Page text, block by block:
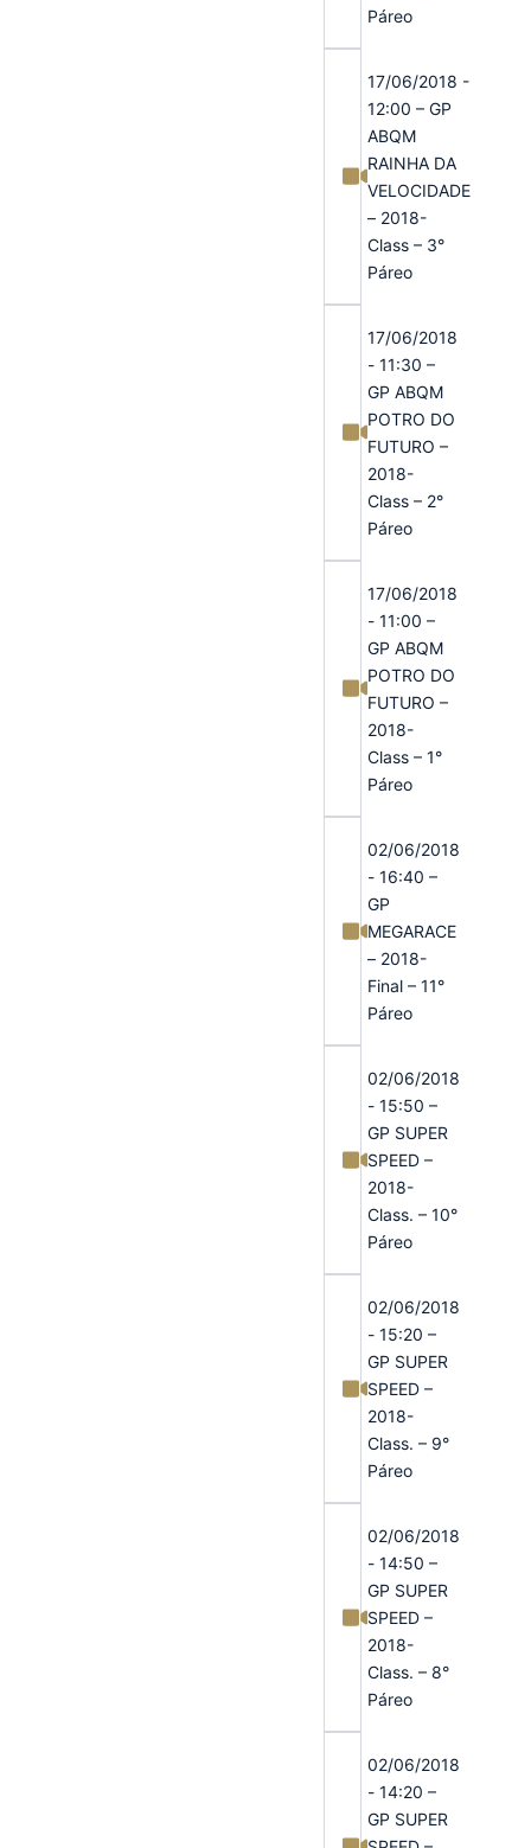
Páreo
17/06/2018 -
12:00 – GP
ABQM
RAINHA DA
VELOCIDADE
– 2018-
Class – 3°
Páreo
17/06/2018
- 11:30 –
GP ABQM
POTRO DO
FUTURO –
2018-
Class – 2°
Páreo
17/06/2018
- 11:00 –
GP ABQM
POTRO DO
FUTURO –
2018-
Class – 1°
Páreo
02/06/2018
- 16:40 –
GP
MEGARACE
– 2018-
Final – 11°
Páreo
02/06/2018
- 15:50 –
GP SUPER
SPEED –
2018-
Class. – 10°
Páreo
02/06/2018
- 15:20 –
GP SUPER
SPEED –
2018-
Class. – 9°
Páreo
02/06/2018
- 14:50 –
GP SUPER
SPEED –
2018-
Class. – 8°
Páreo
02/06/2018
- 14:20 –
GP SUPER